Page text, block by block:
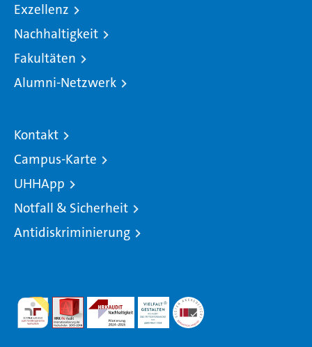
Exzellenz
Nachhaltigkeit
Fakultäten
Alumni-Netzwerk
Kontakt
Campus-Karte
UHHApp
Notfall & Sicherheit
Antidiskriminierung